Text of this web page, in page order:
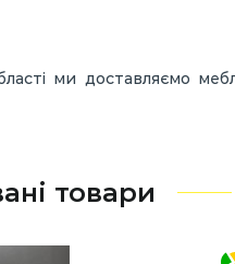
ми доставляємо
товари